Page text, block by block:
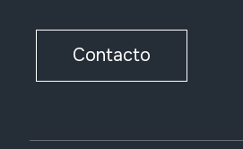
Contacto